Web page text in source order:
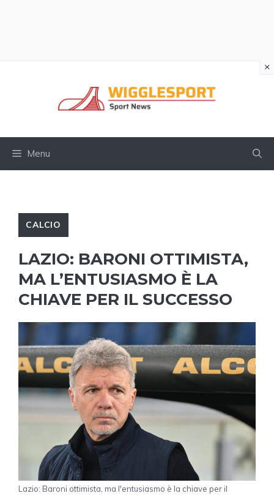
Menu
CALCIO
LAZIO: BARONI OTTIMISTA,
MA L’ENTUSIASMO È LA
CHIAVE PER IL SUCCESSO
Lazio: Baroni ottimista, ma l'entusiasmo è la chiave per il
×